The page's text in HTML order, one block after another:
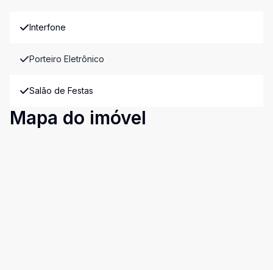
Interfone
Porteiro Eletrônico
Salão de Festas
Mapa do imóvel